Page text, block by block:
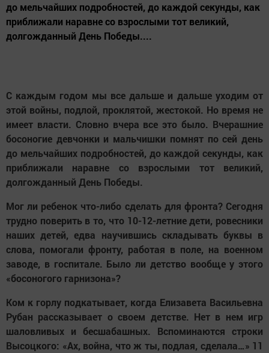
до мельчайших подробностей, до каждой секунды, как
приближали наравне со взрослыми тот великий,
долгожданный День Победы....
С каждым годом мы все дальше и дальше уходим от
этой войны, подлой, проклятой, жестокой. Но время не
имеет власти. Словно вчера все это было. Вчерашние
босоногие девчонки и мальчишки помнят по сей день
до мельчайших подробностей, до каждой секунды, как
приближали наравне со взрослыми тот великий,
долгожданный День Победы.
Мог ли ребенок что-либо сделать для фронта? Сегодня
трудно поверить в то, что 10-12-летние дети, ровесники
наших детей, едва научившись складывать буквы в
слова, помогали фронту, работая в поле, на военном
заводе, в госпитале. Было ли детство вообще у этого
«босоногого гарнизона»?
Ком к горлу подкатывает, когда Елизавета Васильевна
Рубан рассказывает о своем детстве. Нет в нем игр
шаловливых и бесшабашных. Вспоминаются строки
Высоцкого: «Ах, война, что ж ты, подлая, сделала…» 11